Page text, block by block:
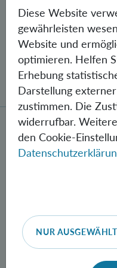
Gegen Fehler
verschränkt
Neue Methode zur
Diese Website
gewährleisten
Website und
optimieren. Helfen
Erhebung
Darstellung
zustimmen. Die
widerrufbar.
den Cookie-
NUR